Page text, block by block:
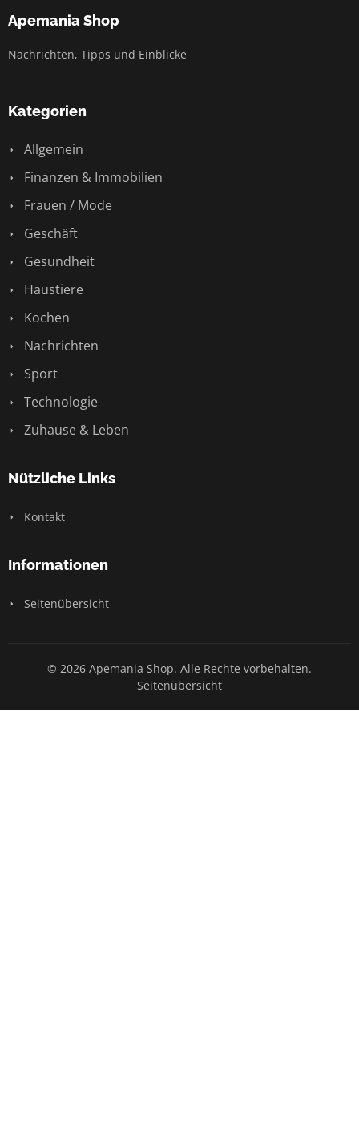
Apemania Shop
Nachrichten, Tipps und Einblicke
Kategorien
Allgemein
Finanzen & Immobilien
Frauen / Mode
Geschäft
Gesundheit
Haustiere
Kochen
Nachrichten
Sport
Technologie
Zuhause & Leben
Nützliche Links
Kontakt
Informationen
Seitenübersicht
© 2026 Apemania Shop. Alle Rechte vorbehalten.
Seitenübersicht